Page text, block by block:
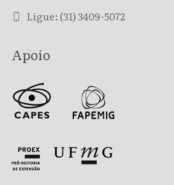
Ligue: (31) 3409-5072
Apoio